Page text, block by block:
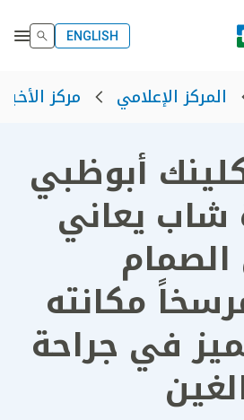
ENGLISH
المركز الإعلامي مركز الأخبار
أبوظبي
شاب يعاني
مكانته
في جراحة